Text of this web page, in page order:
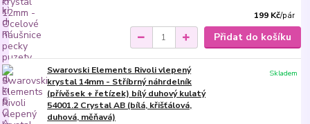
199 Kč/pár
Přidat do košíku
Swarovski Elements Rivoli vlepený
krystal 14mm - Stříbrný náhrdelník
(přívěsek + řetízek) bílý duhový kulatý
54001.2 Crystal AB (bílá, křišťálová,
duhová, měňavá)
Skladem